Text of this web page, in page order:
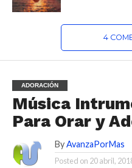
4
ADORACIÓN
Música
Para Orar y
By AvanzaPorMas
Posted on 20 abril,